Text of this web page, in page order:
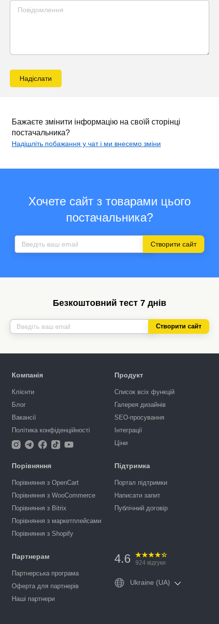
Надіслати
Бажаєте змінити інформацію на своїй сторінці
постачальника?
Надішліть побажання у чат і ми внесемо зміни
Хочете сайт з товарами цього
постачальника?
Створити сайт
Безкоштовний тест 7 днів
Створити сайт
Компанія
Клієнти
Блог
Вакансії
Політика конфіденційності
Продукт
Список всіх функцій
Галерея дизайнів
SEO-просування
Інтеграції
Ціни
Порівняння
Порівняння з OpenCart
Порівняння з WooCommerce
Порівняння з Bitrix
Порівняння з маркетплейсами
Порівняння з Shopify
Підтримка
Портал підтримки
Написати запит
Публічний договір
Партнерам
Партнерська програма
Оферта для партнерів
Наші партнери
4.6 924 відгуки
Ukraine (UA)